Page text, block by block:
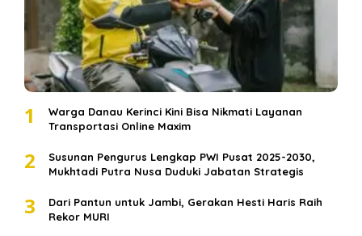
1
Warga Danau Kerinci Kini Bisa Nikmati Layanan
Transportasi Online Maxim
2
Susunan Pengurus Lengkap PWI Pusat 2025-2030,
Mukhtadi Putra Nusa Duduki Jabatan Strategis
3
Dari Pantun untuk Jambi, Gerakan Hesti Haris Raih
Rekor MURI